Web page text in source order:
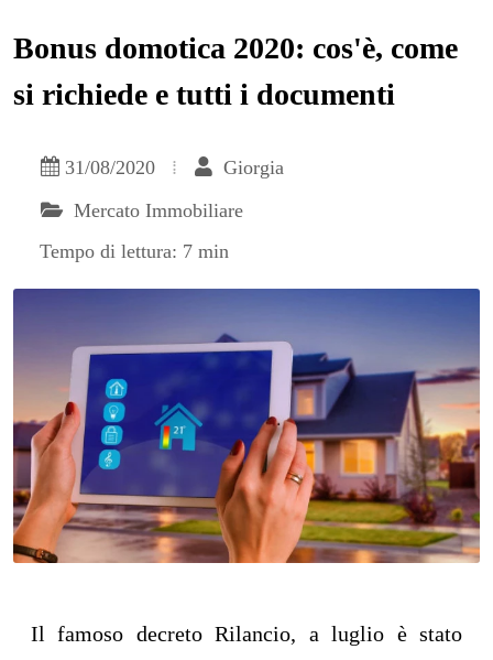
Bonus domotica 2020: cos'è, come
si richiede e tutti i documenti
31/08/2020
Giorgia
Mercato Immobiliare
Tempo di lettura: 7 min
Il famoso decreto Rilancio, a luglio è stato